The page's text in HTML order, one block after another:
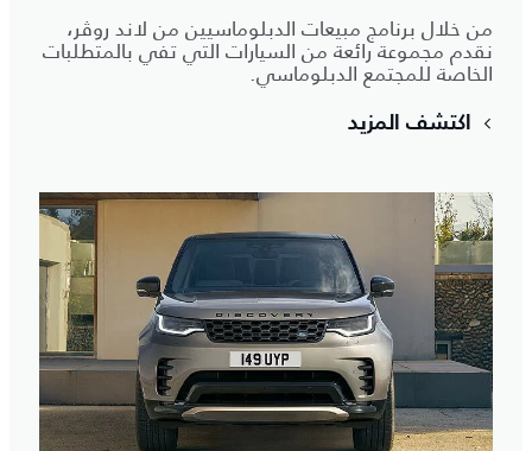
من خلال برنامج مبيعات الدبلوماسيين من لاند روڤر،
نقدم مجموعة رائعة من السيارات التي تفي بالمتطلبات
الخاصة للمجتمع الدبلوماسي.
اكتشف المزيد